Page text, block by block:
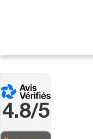
4.8/5